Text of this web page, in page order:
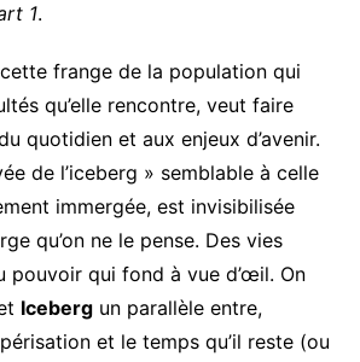
1.
frange de la population qui
qu’elle rencontre, veut faire
quotidien et aux enjeux d’avenir.
de l’iceberg » semblable à celle
immergée, est invisibilisée
qu’on ne le pense. Des vies
pouvoir qui fond à vue d’œil. On
Icebergun parallèle entre,
et le temps qu’il reste (ou